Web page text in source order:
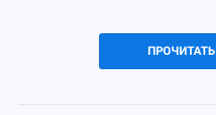
ПРОЧИТАТЬ